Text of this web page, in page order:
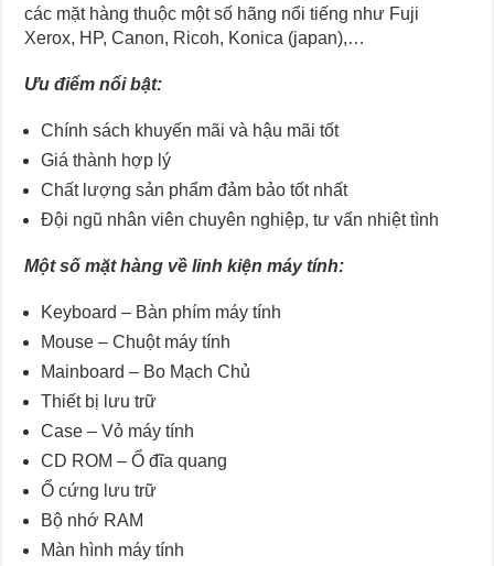
các mặt hàng thuộc một số hãng nổi tiếng như Fuji
Xerox, HP, Canon, Ricoh, Konica (japan),…
Ưu điểm nổi bật:
Chính sách khuyến mãi và hậu mãi tốt
Giá thành hợp lý
Chất lượng sản phẩm đảm bảo tốt nhất
Đội ngũ nhân viên chuyên nghiệp, tư vấn nhiệt tình
Một số mặt hàng về linh kiện máy tính:
Keyboard – Bàn phím máy tính
Mouse – Chuột máy tính
Mainboard – Bo Mạch Chủ
Thiết bị lưu trữ
Case – Vỏ máy tính
CD ROM – Ổ đĩa quang
Ổ cứng lưu trữ
Bộ nhớ RAM
Màn hình máy tính